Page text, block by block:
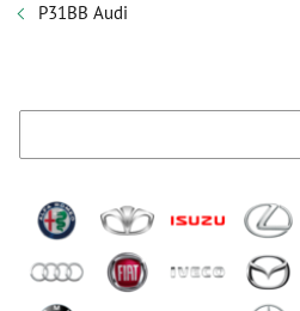
P31BB Audi